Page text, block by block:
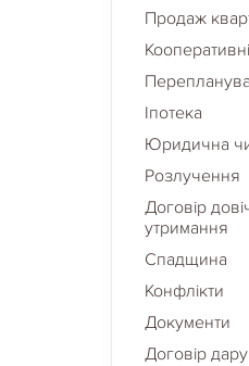
Продаж
Іпотека
Юридична
Розлучення
Договір
утримання
Спадщина
Конфлікти
Документи
Договір